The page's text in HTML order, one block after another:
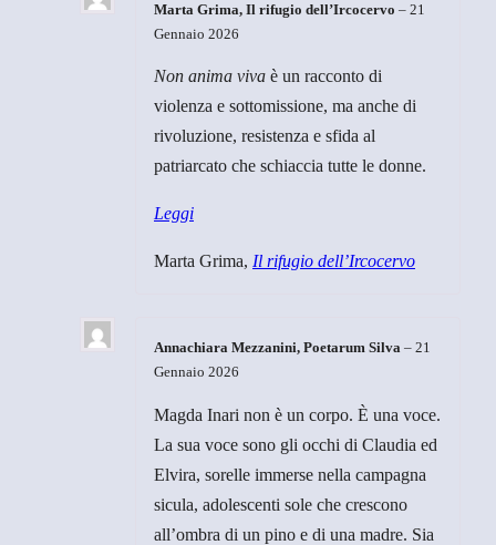
Marta Grima, Il rifugio dell’Ircocervo – 21
Gennaio 2026
Non anima viva è un racconto di
violenza e sottomissione, ma anche di
rivoluzione, resistenza e sfida al
patriarcato che schiaccia tutte le donne.
Leggi
Marta Grima, Il rifugio dell’Ircocervo
Annachiara Mezzanini, Poetarum Silva – 21
Gennaio 2026
Magda Inari non è un corpo. È una voce.
La sua voce sono gli occhi di Claudia ed
Elvira, sorelle immerse nella campagna
sicula, adolescenti sole che crescono
all’ombra di un pino e di una madre. Sia